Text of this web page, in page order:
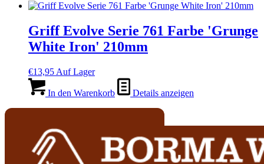
Griff Evolve Serie 761 Farbe 'Grunge
White Iron' 210mm
€13,95 Auf Lager
In den Warenkorb Details anzeigen